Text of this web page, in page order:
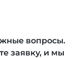
вопросы.
заявку, и мы